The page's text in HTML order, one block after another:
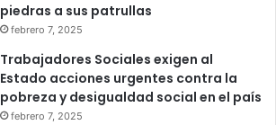
piedras a sus patrullas
febrero 7, 2025
Trabajadores Sociales exigen al
Estado acciones urgentes contra la
pobreza y desigualdad social en el país
febrero 7, 2025